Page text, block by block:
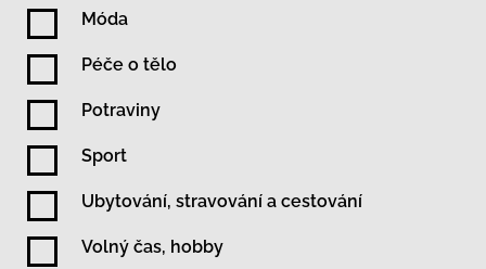
Móda
Péče o tělo
Potraviny
Sport
Ubytování, stravování a cestování
Volný čas, hobby